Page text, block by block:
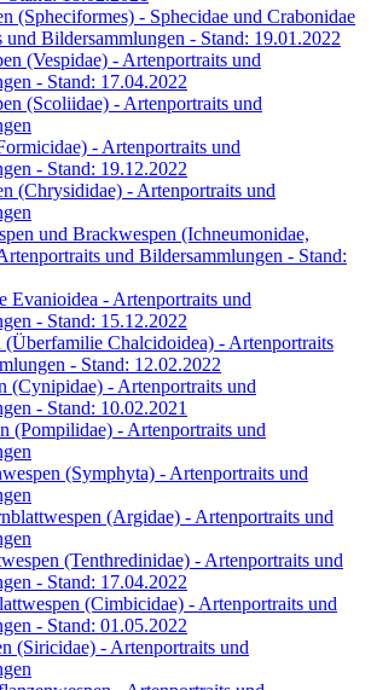
(Spheciformes) - Sphecidae und Crabonidae
und Bildersammlungen - Stand: 19.01.2022
(Vespidae) - Artenportraits und
- Stand: 17.04.2022
(Scoliidae) - Artenportraits und
- Artenportraits und
- Stand: 19.12.2022
(Chrysididae) - Artenportraits und
und Brackwespen (Ichneumonidae,
und Bildersammlungen - Stand:
Evanioidea - Artenportraits und
- Stand: 15.12.2022
(Überfamilie Chalcidoidea) - Artenportraits
- Stand: 12.02.2022
(Cynipidae) - Artenportraits und
- Stand: 10.02.2021
(Pompilidae) - Artenportraits und
(Symphyta) - Artenportraits und
(Argidae) - Artenportraits und
(Tenthredinidae) - Artenportraits und
- Stand: 17.04.2022
(Cimbicidae) - Artenportraits und
- Stand: 01.05.2022
(Siricidae) - Artenportraits und